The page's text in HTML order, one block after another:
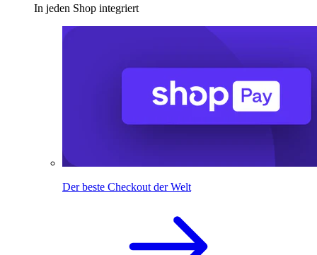
In jeden Shop integriert
Der beste Checkout der Welt